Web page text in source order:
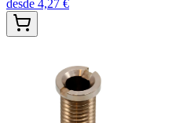
desde 4,27 €